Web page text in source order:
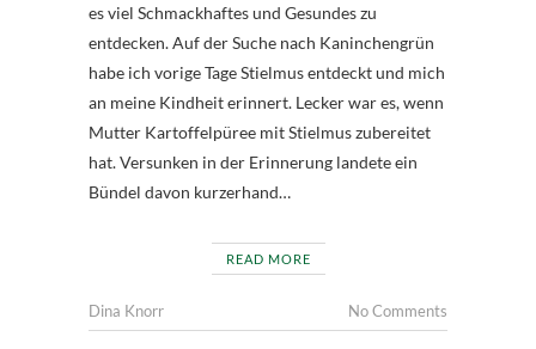
es viel Schmackhaftes und Gesundes zu
entdecken. Auf der Suche nach Kaninchengrün
habe ich vorige Tage Stielmus entdeckt und mich
an meine Kindheit erinnert. Lecker war es, wenn
Mutter Kartoffelpüree mit Stielmus zubereitet
hat. Versunken in der Erinnerung landete ein
Bündel davon kurzerhand…
READ MORE
Dina Knorr No Comments